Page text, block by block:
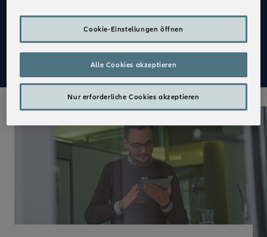
Zusammenarbeit und die Grundlage für Deinen
individuellen Karriereweg.
Mehr zu Deinen Vorteilen im Vertrieb der Allianz
Cookie-Einstellungen öffnen
Nur erforderliche Cookies akzeptieren
Alle Cookies akzeptieren